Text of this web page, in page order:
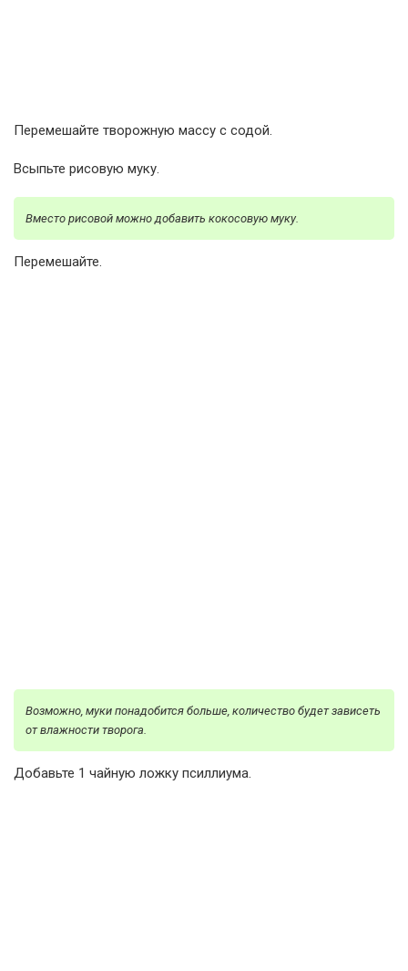
Перемешайте творожную массу с содой.
Всыпьте рисовую муку.
Вместо рисовой можно добавить кокосовую муку.
Перемешайте.
Возможно, муки понадобится больше, количество будет зависеть
от влажности творога.
Добавьте 1 чайную ложку псиллиума.